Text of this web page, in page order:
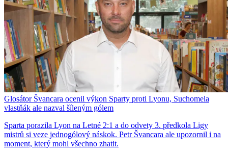
Glosátor Švancara ocenil výkon Sparty proti Lyonu, Suchomela
vlastňák ale nazval šíleným gólem
Sparta porazila Lyon na Letné 2:1 a do odvety 3. předkola Ligy
mistrů si veze jednogólový náskok. Petr Švancara ale upozornil i na
moment, který mohl všechno zhatit.